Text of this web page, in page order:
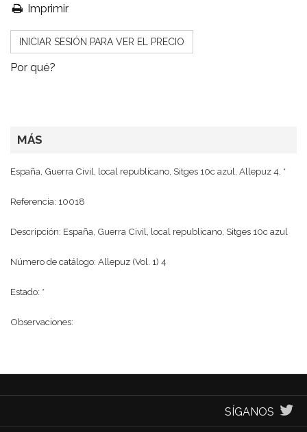
Imprimir
INICIAR SESIÓN PARA VER EL PRECIO
Por qué?
MÁS
España, Guerra Civil, local republicano, Sitges 10c azul, Allepuz 4, *
Referencia: 10018
Descripción: España, Guerra Civil, local republicano, Sitges 10c azul
Número de catálogo: Allepuz (Vol. 1) 4
Estado: *
Observaciones:
SÍGANOS